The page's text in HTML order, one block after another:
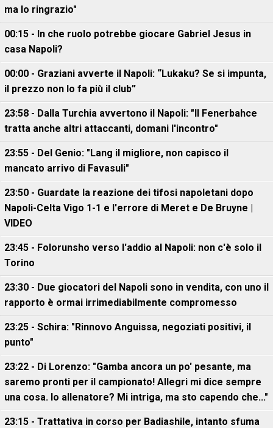
ma lo ringrazio"
00:15 - In che ruolo potrebbe giocare Gabriel Jesus in
casa Napoli?
00:00 - Graziani avverte il Napoli: “Lukaku? Se si impunta,
il prezzo non lo fa più il club”
23:58 - Dalla Turchia avvertono il Napoli: "Il Fenerbahce
tratta anche altri attaccanti, domani l'incontro"
23:55 - Del Genio: "Lang il migliore, non capisco il
mancato arrivo di Favasuli"
23:50 - Guardate la reazione dei tifosi napoletani dopo
Napoli-Celta Vigo 1-1 e l'errore di Meret e De Bruyne |
VIDEO
23:45 - Folorunsho verso l'addio al Napoli: non c'è solo il
Torino
23:30 - Due giocatori del Napoli sono in vendita, con uno il
rapporto è ormai irrimediabilmente compromesso
23:25 - Schira: "Rinnovo Anguissa, negoziati positivi, il
punto"
23:22 - Di Lorenzo: "Gamba ancora un po' pesante, ma
saremo pronti per il campionato! Allegri mi dice sempre
una cosa. Io allenatore? Mi intriga, ma sto capendo che..."
23:15 - Trattativa in corso per Badiashile, intanto sfuma